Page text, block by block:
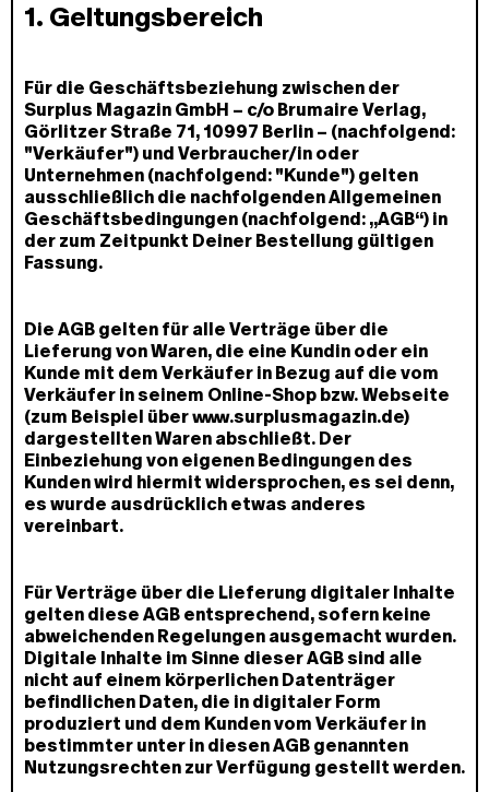
1. Geltungsbereich
Für die Geschäftsbeziehung zwischen der
Surplus Magazin GmbH – ℅ Brumaire Verlag,
Görlitzer Straße 71, 10997 Berlin – (nachfolgend:
"Verkäufer") und Verbraucher/in oder
Unternehmen (nachfolgend: "Kunde") gelten
ausschließlich die nachfolgenden Allgemeinen
Geschäftsbedingungen (nachfolgend: „AGB“) in
der zum Zeitpunkt Deiner Bestellung gültigen
Fassung.
Die AGB gelten für alle Verträge über die
Lieferung von Waren, die eine Kundin oder ein
Kunde mit dem Verkäufer in Bezug auf die vom
Verkäufer in seinem Online-Shop bzw. Webseite
(zum Beispiel über www.surplusmagazin.de)
dargestellten Waren abschließt. Der
Einbeziehung von eigenen Bedingungen des
Kunden wird hiermit widersprochen, es sei denn,
es wurde ausdrücklich etwas anderes
vereinbart.
Für Verträge über die Lieferung digitaler Inhalte
gelten diese AGB entsprechend, sofern keine
abweichenden Regelungen ausgemacht wurden.
Digitale Inhalte im Sinne dieser AGB sind alle
nicht auf einem körperlichen Datenträger
befindlichen Daten, die in digitaler Form
produziert und dem Kunden vom Verkäufer in
bestimmter unter in diesen AGB genannten
Nutzungsrechten zur Verfügung gestellt werden.